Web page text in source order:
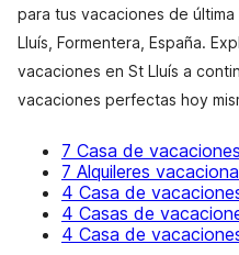
para tus vacaciones de
Lluís, Formentera, España.
vacaciones en St Lluís a
vacaciones perfectas hoy
7 Casa de
7 Alquileres
4 Casa de
4 Casas de
4 Casa de